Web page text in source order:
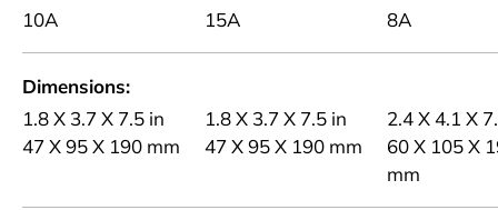
10A
15A 8A
Dimensions
1.8 X 3.7 X 7.5 in
47 X 95 X 190 mm
1.8 X 3.7 X 7.5 in
47 X 95 X 190 mm
2.4 X 4.1 X
60 X 105 X
mm